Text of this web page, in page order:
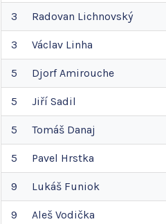
3 Radovan Lichnovský
3 Václav Linha
5 Djorf Amirouche
5 Jiří Sadil
5 Tomáš Danaj
5 Pavel Hrstka
9 Lukáš Funiok
9 Aleš Vodička